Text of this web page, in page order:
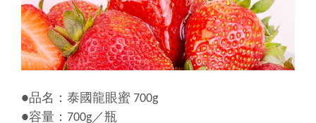
●品名：泰國龍眼蜜 700g
●容量：700g／瓶